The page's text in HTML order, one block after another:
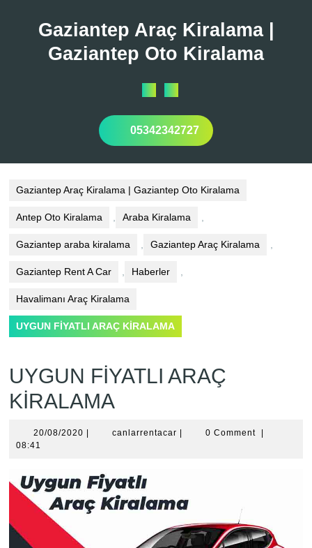
Gaziantep Araç Kiralama |
Gaziantep Oto Kiralama
Open
Button
05342342727
Gaziantep Araç Kiralama | Gaziantep Oto Kiralama
Antep Oto Kiralama , Araba Kiralama ,
Gaziantep araba kiralama , Gaziantep Araç Kiralama ,
Gaziantep Rent A Car , Haberler ,
Havalimanı Araç Kiralama
UYGUN FİYATLI ARAÇ KİRALAMA
UYGUN FİYATLI ARAÇ
KİRALAMA
20/08/2020 20/08/2020canlarrentacar canlarrentacar
0 Comment
08:41